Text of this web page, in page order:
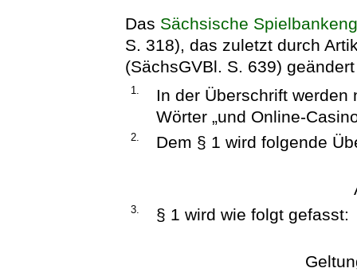
Das Sächsische
S. 318), das zuletzt durch
(SächsGVBl. S. 639)
1.
In der Überschrift werden
Wörter „und Online-
2. Dem § 1 wird folgende
3. § 1 wird wie folgt gefasst: